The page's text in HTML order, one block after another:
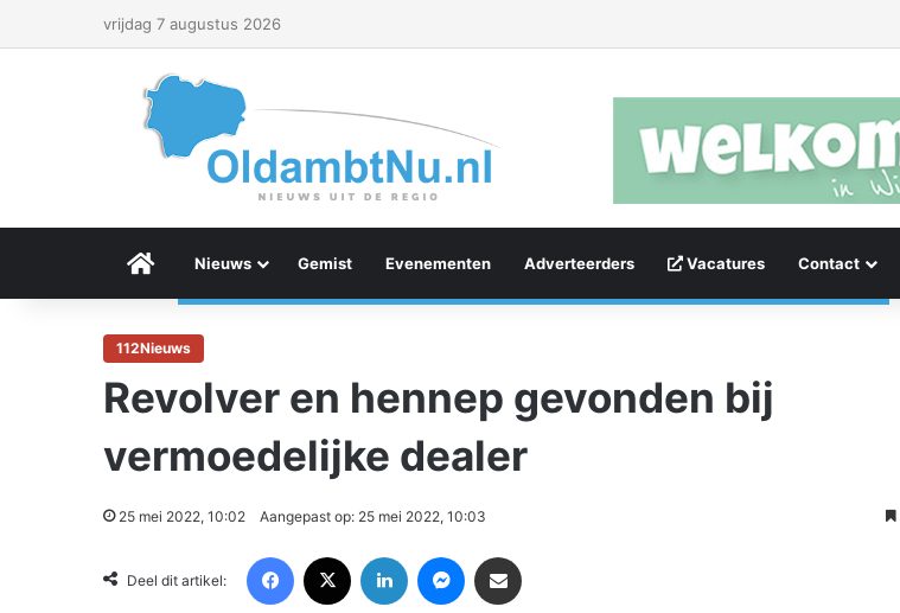
vrijdag 7 augustus 2026
Menu Item
Nieuws Gemist Evenementen Adverteerders Vacatures Contact
112Nieuws
Revolver en hennep gevonden bij
vermoedelijke dealer
25 mei 2022, 10:02 Aangepast op: 25 mei 2022, 10:03
Deel dit artikel: